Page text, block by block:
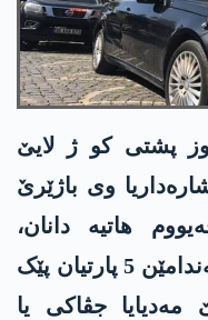
پشتی کو ژ لایێ
وی باژێرێ
ھاتیە دانان،
ئەنجوومەنا شارەداریێ کو ژ ئەندامێن 5 پارتیان پێک
مەدیایا جڤاکی یا